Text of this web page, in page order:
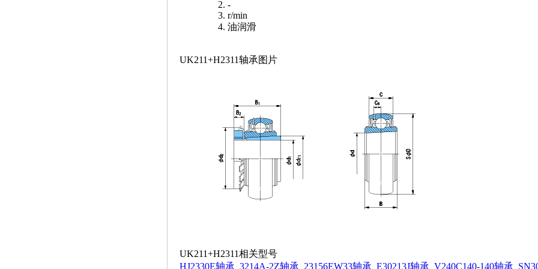
-
r/min
油润滑
UK211+H2311轴承图片
UK211+H2311相关型号
HJ2330E轴承 3214A-2Z轴承 23156EW33轴承 E30213J轴承 V240C140-140轴承